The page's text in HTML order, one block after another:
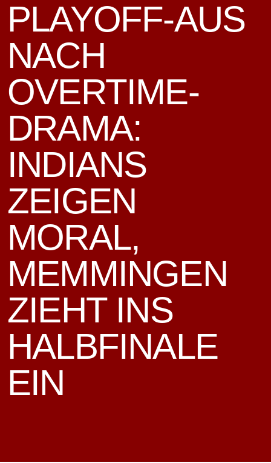
PLAYOFF-AUS
NACH
OVERTIME-
DRAMA:
INDIANS
ZEIGEN
MORAL,
MEMMINGEN
ZIEHT INS
HALBFINALE
EIN